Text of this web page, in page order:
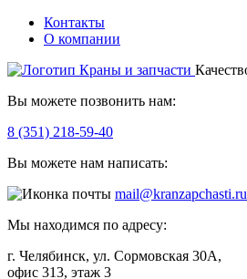
Контакты
О компании
Вы можете позвонить нам:
8 (351) 218-59-40
Вы можете нам написать:
mail@kranzapchasti.ru
Мы находимся по адресу:
г. Челябинск, ул. Сормовская 30А,
офис 313, этаж 3